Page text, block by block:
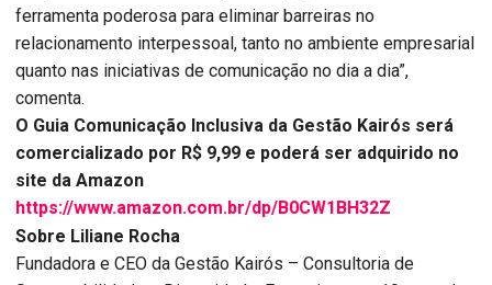
ferramenta poderosa para eliminar barreiras no
relacionamento interpessoal, tanto no ambiente empresarial
quanto nas iniciativas de comunicação no dia a dia”,
comenta.
O Guia Comunicação Inclusiva da Gestão Kairós será
comercializado por R$ 9,99 e poderá ser adquirido no
site da Amazon
https://www.amazon.com.br/dp/B0CW1BH32Z
Sobre Liliane Rocha
Fundadora e CEO da Gestão Kairós – Consultoria de